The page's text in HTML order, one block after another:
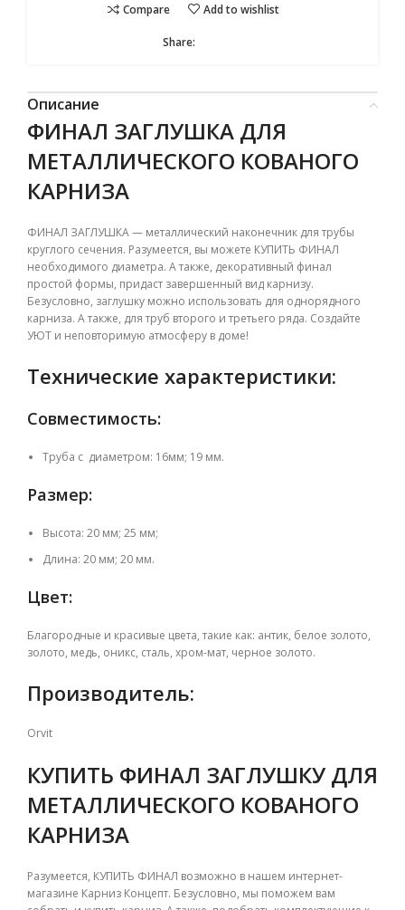
Compare Add to wishlist
Share:
Описание
ФИНАЛ ЗАГЛУШКА ДЛЯ
МЕТАЛЛИЧЕСКОГО КОВАНОГО
КАРНИЗА
ФИНАЛ ЗАГЛУШКА — металлический наконечник для трубы
круглого сечения. Разумеется, вы можете КУПИТЬ ФИНАЛ
необходимого диаметра. А также, декоративный финал
простой формы, придаст завершенный вид карнизу.
Безусловно, заглушку можно использовать для однорядного
карниза. А также, для труб второго и третьего ряда. Создайте
УЮТ и неповторимую атмосферу в доме!
Технические характеристики:
Совместимость:
Труба с диаметром: 16мм; 19 мм.
Размер:
Высота: 20 мм; 25 мм;
Длина: 20 мм; 20 мм.
Цвет:
Благородные и красивые цвета, такие как: антик, белое золото,
золото, медь, оникс, сталь, хром-мат, черное золото.
Производитель:
Orvit
КУПИТЬ ФИНАЛ ЗАГЛУШКУ ДЛЯ
МЕТАЛЛИЧЕСКОГО КОВАНОГО
КАРНИЗА
Разумеется, КУПИТЬ ФИНАЛ возможно в нашем интернет-
магазине Карниз Концепт. Безусловно, мы поможем вам